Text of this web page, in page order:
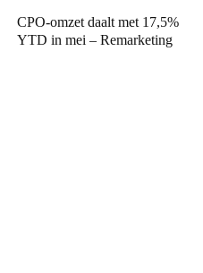
CPO-omzet daalt met 17,5%
YTD in mei – Remarketing